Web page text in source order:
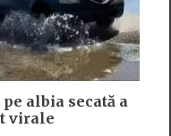
albia secată a
virale